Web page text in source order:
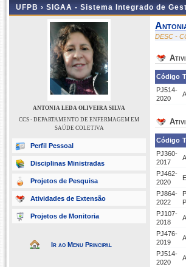
UFPB › SIGAA - Sistema Integrado de
ANTONIA LEDA OLIVEIRA SILVA
CCS - DEPARTAMENTO DE ENFERMAGEM EM
SAÚDE COLETIVA
Perfil Pessoal
Disciplinas Ministradas
Projetos de Pesquisa
Atividades de Extensão
Projetos de Monitoria
Ir ao Menu Principal
DESC -
Código
PJ514-
2020
Código
PJ360-
2017
PJ462-
2020
PJ864-
2022
PJ107-
2018
PJ476-
2019
PJ514-
2020